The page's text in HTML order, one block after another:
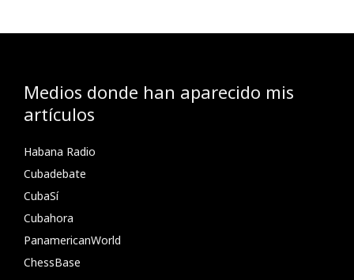
Medios donde han aparecido mis
artículos
Habana Radio
Cubadebate
CubaSí
Cubahora
PanamericanWorld
ChessBase